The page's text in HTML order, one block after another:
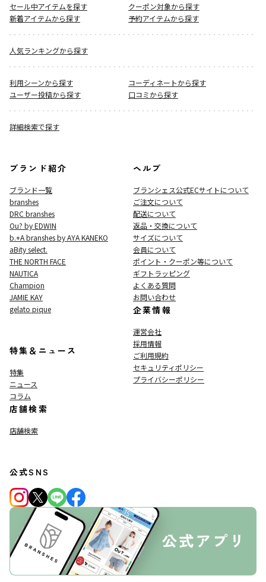
セール中アイテムを探す
クーポン対象から探す
新着アイテムから探す
予約アイテムから探す
人気ランキングから探す
利用シーンから探す
コーディネートから探す
ユーザー投稿から探す
口コミから探す
詳細検索で探す
ブランド紹介
ブランド一覧
branshes
DRC branshes
Ou? by EDWIN
b.+A branshes by AYA KANEKO
aBity select.
THE NORTH FACE
NAUTICA
Champion
JAMIE KAY
gelato pique
特集＆ニュース
特集
ニュース
コラム
店舗検索
店舗検索
ヘルプ
ブランシェス公式ECサイトについて
ご注文について
配送について
返品・交換について
サイズについて
会員について
ポイント・クーポン等について
ギフトラッピング
よくある質問
お問い合わせ
企業情報
運営会社
採用情報
ご利用規約
セキュリティポリシー
プライバシーポリシー
公式SNS